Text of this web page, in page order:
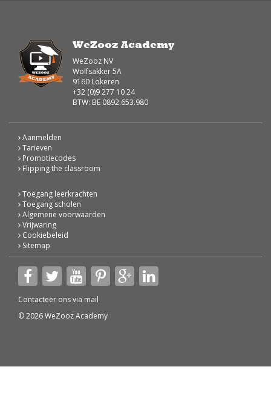
WeZooz Academy
WeZooz NV
Wolfsakker 5A
9160 Lokeren
+32 (0)9 277 10 24
BTW: BE 0892.653.980
Aanmelden
Tarieven
Promotiecodes
Flipping the classroom
Toegang leerkrachten
Toegang scholen
Algemene voorwaarden
Vrijwaring
Cookiebeleid
Sitemap
Contacteer ons via mail
© 2026 WeZooz Academy